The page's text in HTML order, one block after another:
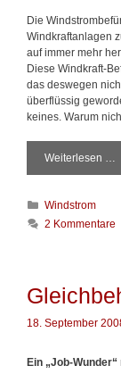
o
n
e
n
I
I
Die
Windkraftanlagen
auf immer mehr
Diese Windkraft-
das deswegen
überflüssig
keines. Warum
Weiterlesen …
i
m
-
I
u
K
a
o
r
i
Windstrom
2 Kommentare
18. September
Ein „Job-